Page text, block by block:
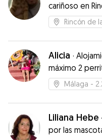
cariñoso en
Rincón de
Alicia ·
máximo 2
Málaga -
Liliana Hebe ·
por las